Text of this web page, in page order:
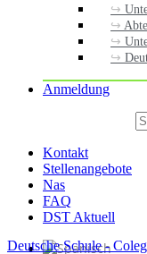
Anmeldung
Kontakt
Stellenangebote
Nas
FAQ
DST Aktuell
Deutsche Schule -